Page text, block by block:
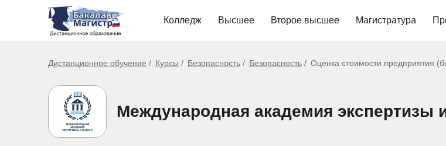
Колледж Высшее Второе высшее Магистратура
Дистанционное обучение Курсы Безопасность Безопасность Оценка стоимости предприятия
Международная академия экспертизы